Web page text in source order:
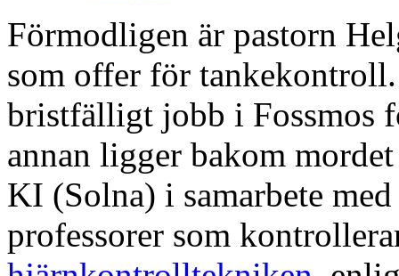
Förmodligen är pastorn
som offer för
bristfälligt jobb i Fossmos
annan ligger bakom
KI (Solna) i samarbete
professorer som